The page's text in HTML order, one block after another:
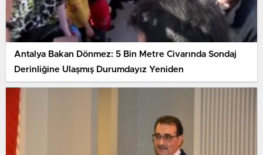
Antalya Bakan Dönmez: 5 Bin Metre Civarında Sondaj
Derinliğine Ulaşmış Durumdayız Yeniden